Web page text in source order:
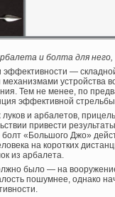
и болта для него,
—
устройства
Тем не менее, по
эффективной
и арбалетов,
привести
«Большого Джо»
на коротких
из арбалета.
было — на
пошумнее, однако